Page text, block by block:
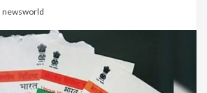
newsworld